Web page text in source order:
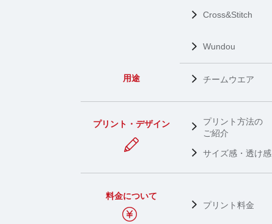
Cross&Stitch
Wundou
用途 チームウエア
プリント・デザイン
プリント方法の
ご紹介
サイズ感・透け感
料金について
プリント料金